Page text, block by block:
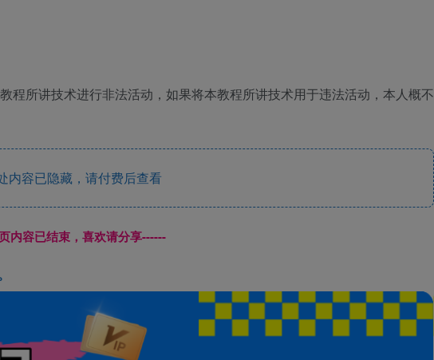
程所讲技术进行非法活动，如果将本教程所讲技术用于违法活动，本人概不
内容已隐藏，请付费后查看
内容已结束，喜欢请分享------